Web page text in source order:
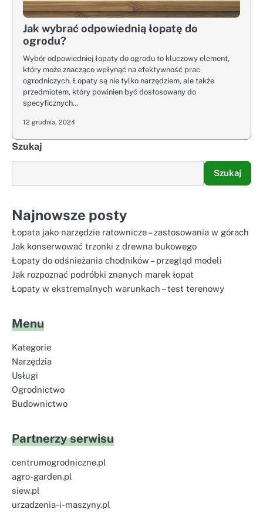
Jak wybrać odpowiednią łopatę do
ogrodu?
Wybór odpowiedniej łopaty do ogrodu to kluczowy element,
który może znacząco wpłynąć na efektywność prac
ogrodniczych. Łopaty są nie tylko narzędziem, ale także
przedmiotem, który powinien być dostosowany do
specyficznych…
12 grudnia, 2024
Szukaj
Szukaj
Najnowsze posty
Łopata jako narzędzie ratownicze – zastosowania w górach
Jak konserwować trzonki z drewna bukowego
Łopaty do odśnieżania chodników – przegląd modeli
Jak rozpoznać podróbki znanych marek łopat
Łopaty w ekstremalnych warunkach – test terenowy
Menu
Kategorie
Narzędzia
Usługi
Ogrodnictwo
Budownictwo
Partnerzy serwisu
centrumogrodniczne.pl
agro-garden.pl
siew.pl
urzadzenia-i-maszyny.pl